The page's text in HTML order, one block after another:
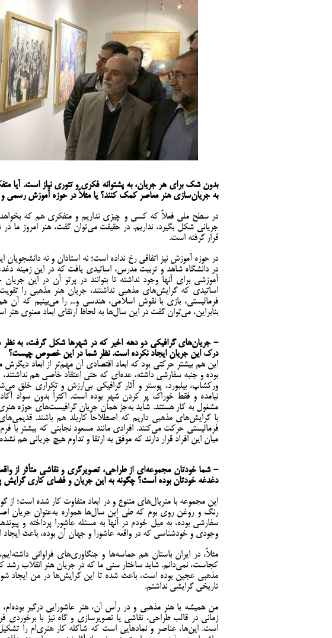
بدون شک برای هر جریان، به پشتوانه فکری و تئوری نیاز است. آیا
به جریان‌سازی هنر معاصر کمک کنند؟ یا مثلاً در حوزه آموزش رسمی
در سطح ملی فعلاً که کسی و چیزی نداریم و متفکری هم که
جریانی شکل بگیرد، نداریم. در حقیقت می‌توان گفت، هنر امروز ما در
قرار گرفته است.
در حوزه آموزش نیز اتفاقی رخ نداده است؛ نه استادان و نه
در دانشگاه شاهد و تربیت مدرس، اساتیدی یافت که در این زمینه
آموزشی برای آنها وجود نداشته تا بتوانند در پرتو آن در این
اساتیدی که گرایش‌های مذهبی نداشتند، جریان هنر مذهبی را
فرمالیستی، بازی با نقوش اسلامی، هندسی و... را می‌بینیم که آن
بنابراین، می‌توان گفت در این سال‌ها به لحاظ ارتقای ابعاد معنوی هنر
- جریان‌های گرافیکی دو دهه اخیر که در شهرها شکل گرفت، به نظر
درک این جریان ایجاد نکرده است. نظر شما در این خصوص چیست؟
این هم بیشتر حرکتی بود که ابعاد اقتصادی آن مهم‌تر از ابعاد
بوده و جنبه سفارشی داشته، عده‌ای که حتی اعتقاد خاصی هم
ورکشاپ، بیلبورد، پوستر و آثار گرافیکی بی‌ارزش و تکراری خلق
نیامده و فقط خوراک پر کردن شهر بوده است. اکثراً بدون سواد
مشغول به کار هستند. شاید به‌جز همان جریان گرافیست‌های حوزه
با گرایش‌های مذهبی داریم که اصطلاحاً کاربلد هم باشند.
فرمالیستی حرکت می‌کنند. افرادی مانند مسعود نجابتی که بیشتر با
میان این افراد قرار دارند که موفق به ارتقا و تداوم هیچ جریانی هم
- شما خودتان مجموعه‌ای از طراحی، تصویرگری و نقاشی متأثر از
دغدغه خودتان بوده است؟ چگونه به این جریان و فضای کاری گرایش
این مجموعه با متریال‌های متنوع و در ابعاد متفاوت کار شده است؛
رنگ و روغن روی بوم که طی این سال‌ها همواره به‌عنوان جریان
سفارشی بوده، به میل خودم در آنها به مسئله عاشورا پرداخته‌ و
وجودی و خودشناسی که در واقعه عاشورا و جهان آن بوده، باعث
مثلاً، در ایران باستان هم حماسه‌ها و جنگاوری‌های فراوانی
کجاست، نمی‌دانم. شاید ساختار سنی ما که در جریان هنر انقلاب رشد
مذهبی عجین بوده است، باعث شده تا این گرایش‌ها در من ایجاد
تاریخی گرایشی نداشتم.
من همیشه با هنر مذهبی و در رأس آن، هنر عاشورایی درگیر
زمانی در قالب طراحی، نقاشی یا تصویرسازی و گاه نیز با
است. این‌ها، عناصر و نمادهایی است که شاکله کار هنری‌ام را